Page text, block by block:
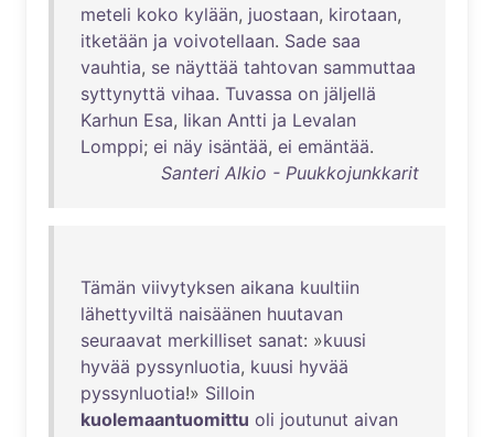
meteli koko kylään, juostaan, kirotaan,
itketään ja voivotellaan. Sade saa
vauhtia, se näyttää tahtovan sammuttaa
syttynyttä vihaa. Tuvassa on jäljellä
Karhun Esa, Iikan Antti ja Levalan
Lomppi; ei näy isäntää, ei emäntää.
Santeri Alkio - Puukkojunkkarit
Tämän viivytyksen aikana kuultiin
lähettyviltä naisäänen huutavan
seuraavat merkilliset sanat: »kuusi
hyvää pyssynluotia, kuusi hyvää
pyssynluotia!» Silloin
kuolemaantuomittu oli joutunut aivan